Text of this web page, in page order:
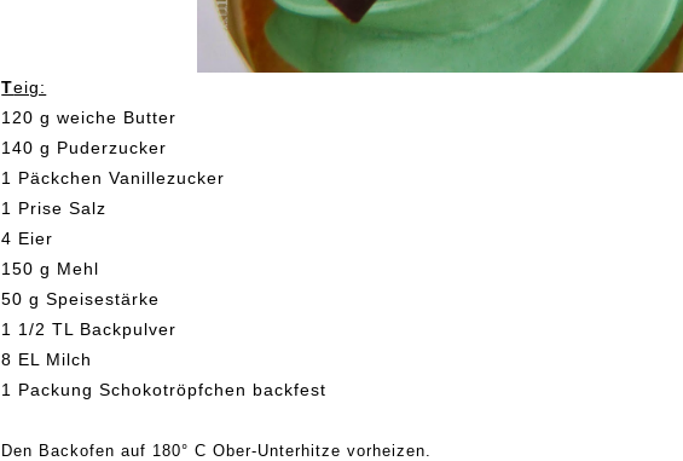
Teig:
120 g weiche Butter
140 g Puderzucker
1 Päckchen Vanillezucker
1 Prise Salz
4 Eier
150 g Mehl
50 g Speisestärke
1 1/2 TL Backpulver
8 EL Milch
1 Packung Schokotröpfchen backfest
Den Backofen auf 180° C Ober-Unterhitze vorheizen.